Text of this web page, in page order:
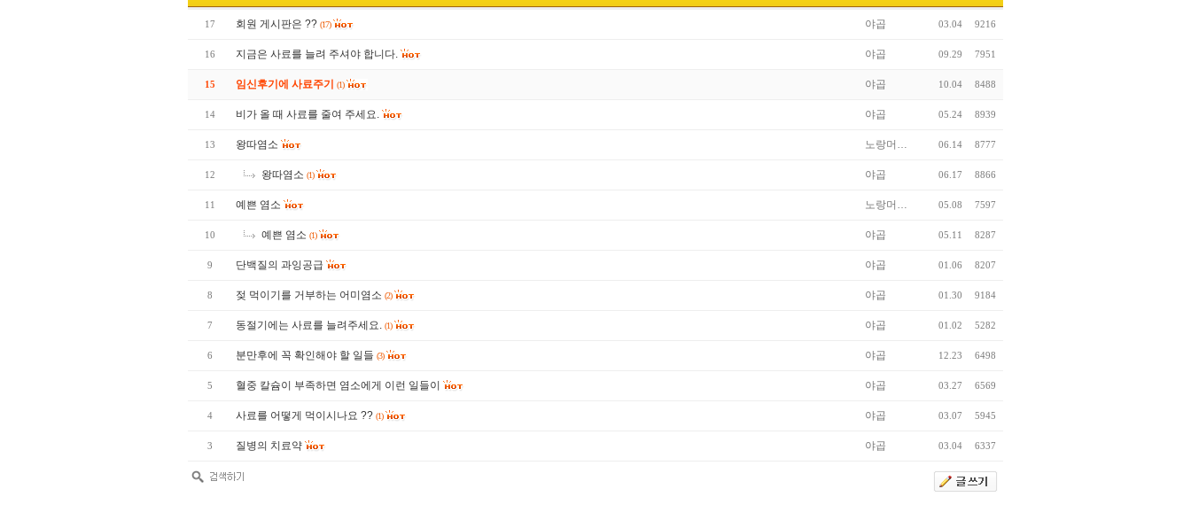
17 회원 게시판은 ?? (17) 야곱 03.04 9216
16 지금은 사료를 늘려 주셔야 합니다. 야곱 09.29 7951
15 임신후기에 사료주기 (1) 야곱 10.04 8488
14 비가 올 때 사료를 줄여 주세요. 야곱 05.24 8939
13 왕따염소 노랑머… 06.14 8777
12 왕따염소 (1) 야곱 06.17 8866
11 예쁜 염소 노랑머… 05.08 7597
10 예쁜 염소 (1) 야곱 05.11 8287
9 단백질의 과잉공급 야곱 01.06 8207
8 젖 먹이기를 거부하는 어미염소 (2) 야곱 01.30 9184
7 동절기에는 사료를 늘려주세요. (1) 야곱 01.02 5282
6 분만후에 꼭 확인해야 할 일들 (3) 야곱 12.23 6498
5 혈중 칼슘이 부족하면 염소에게 이런 일들이 야곱 03.27 6569
4 사료를 어떻게 먹이시나요 ?? (1) 야곱 03.07 5945
3 질병의 치료약 야곱 03.04 6337